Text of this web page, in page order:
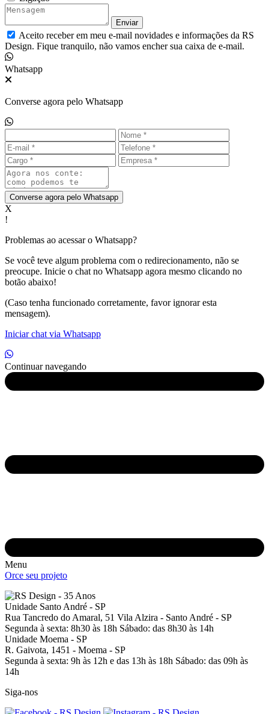
Enviar
Aceito receber em meu e-mail novidades e informações da RS
Design. Fique tranquilo, não vamos encher sua caixa de e-mail.
Whatsapp
Converse agora pelo Whatsapp
Converse agora pelo Whatsapp
X
!
Problemas ao acessar o Whatsapp?
Se você teve algum problema com o redirecionamento, não se
preocupe. Inicie o chat no Whatsapp agora mesmo clicando no
botão abaixo!
(Caso tenha funcionado corretamente, favor ignorar esta
mensagem).
Iniciar chat via Whatsapp
Continuar navegando
Menu
Orce seu projeto
Unidade Santo André - SP
Rua Tancredo do Amaral, 51 Vila Alzira - Santo André - SP
Segunda à sexta: 8h30 às 18h Sábado: das 8h30 às 14h
Unidade Moema - SP
R. Gaivota, 1451 - Moema - SP
Segunda à sexta: 9h às 12h e das 13h às 18h Sábado: das 09h às
14h
Siga-nos